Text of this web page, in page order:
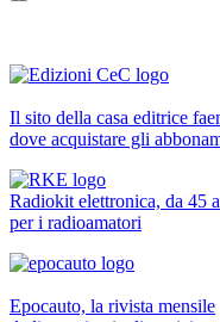
Il sito della casa editrice
dove acquistare gli
Radiokit elettronica, da 45
per i radioamatori
Epocauto, la rivista mensile